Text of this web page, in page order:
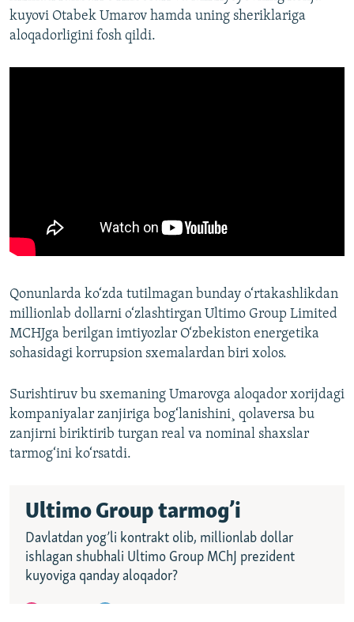
kuyovi Otabek Umarov hamda uning sheriklariga
aloqadorligini fosh qildi.
Qonunlarda ko‘zda tutilmagan bunday o‘rtakashlikdan
millionlab dollarni o‘zlashtirgan Ultimo Group Limited
MCHJga berilgan imtiyozlar O‘zbekiston energetika
sohasidagi korrupsion sxemalardan biri xolos.
Surishtiruv bu sxemaning Umarovga aloqador xorijdagi
kompaniyalar zanjiriga bog‘lanishini¸ qolaversa bu
zanjirni biriktirib turgan real va nominal shaxslar
tarmog‘ini ko‘rsatdi.